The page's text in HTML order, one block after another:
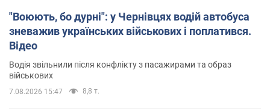
"Воюють, бо дурні": у Чернівцях водій автобуса
зневажив українських військових і поплатився.
Відео
Водія звільнили після конфлікту з пасажирами та образ
військових
7.08.2026 15:47 8,8 т.